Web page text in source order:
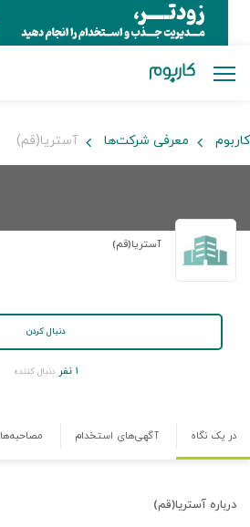
کاربوم معرفی شرکت‌ها آستریا(قم)
آستریا(قم)
دنبال کردن
۱ نفر دنبال کننده
در یک نگاه آگهی‌های استخدام مصاحبه‌ها
درباره آستریا(قم)